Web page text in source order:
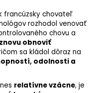
francúzsky chovateľ
rozhodol venovať
chovu a
znovu obnoviť
sa kládol dôraz na
odolnosti a
relatívne vzácne, je